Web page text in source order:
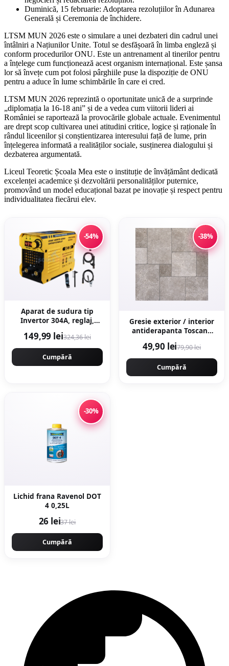
Duminică, 15 februarie: Adoptarea rezoluțiilor în Adunarea
Generală și Ceremonia de închidere.
LTSM MUN 2026 este o simulare a unei dezbateri din cadrul unei
întâlniri a Națiunilor Unite. Totul se desfășoară în limba engleză și
conform procedurilor ONU. Este un antrenament al tinerilor pentru
a înțelege cum funcționează acest organism internațional. Este șansa
lor să învețe cum pot folosi pârghiile puse la dispoziție de ONU
pentru a aduce în lume schimbările în care ei cred.
LTSM MUN 2026 reprezintă o oportunitate unică de a surprinde
„diplomația la 16-18 ani” și de a vedea cum viitorii lideri ai
României se raportează la provocările globale actuale. Evenimentul
are drept scop cultivarea unei atitudini critice, logice și raționale în
rândul liceenilor și conștientizarea interesului față de lume, prin
înțelegerea informată a realităților sociale, susținerea dialogului și
dezbaterea argumentată.
Liceul Teoretic Școala Mea este o instituție de învățământ dedicată
excelenței academice și dezvoltării personalităților puternice,
promovând un model educațional bazat pe inovație și respect pentru
individualitatea fiecărui elev.
-54%
Aparat de sudura tip
Invertor 304A, reglaj,
4mm, Next Generation -
URAL MASH
PROFESSIONAL CMP1694
149,99 lei324,36 lei
Cumpără
-38%
Gresie exterior / interior
antiderapanta Toscana
portelanata rectificata tip
piatra naturala
49,90 lei79,90 lei
Cumpără
-30%
Lichid frana Ravenol DOT
4 0,25L
26 lei37 lei
Cumpără